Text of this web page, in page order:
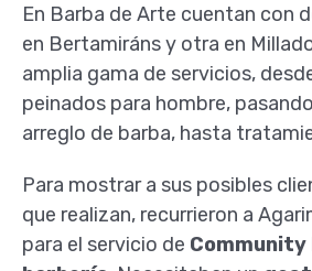
En Barba de Arte cuentan con
en Bertamiráns y otra en
amplia gama de servicios,
peinados para hombre,
arreglo de barba, hasta
Para mostrar a sus posibles
que realizan, recurrieron a
para el servicio de Community